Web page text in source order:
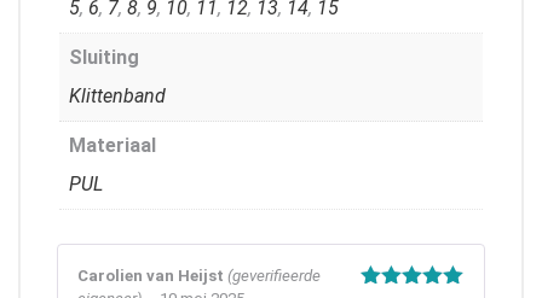
5, 6, 7, 8, 9, 10, 11, 12, 13, 14, 15
Sluiting
Klittenband
Materiaal
PUL
Carolien van Heijst (geverifieerde